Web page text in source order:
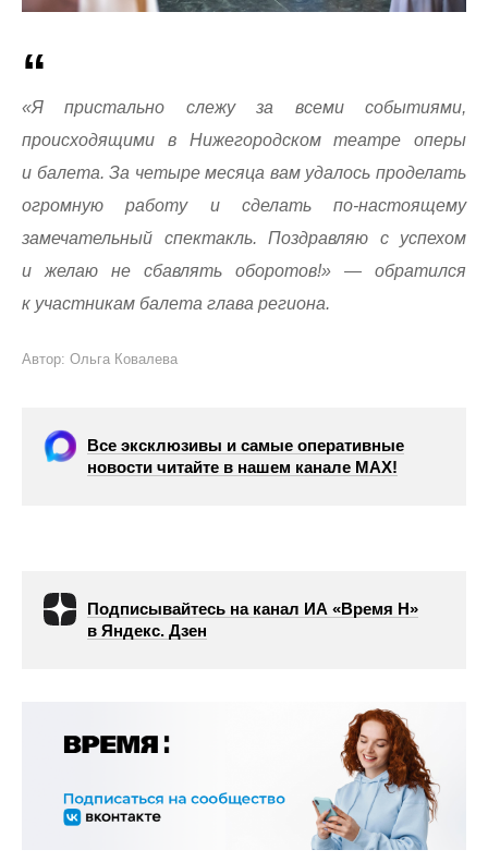
«Я пристально слежу за всеми событиями,
происходящими в Нижегородском театре оперы
и балета. За четыре месяца вам удалось проделать
огромную работу и сделать по-настоящему
замечательный спектакль. Поздравляю с успехом
и желаю не сбавлять оборотов!» — обратился
к участникам балета глава региона.
Автор: Ольга Ковалева
Все эксклюзивы и самые оперативные
новости читайте в нашем канале МАХ!
Подписывайтесь на канал ИА «Время Н»
в Яндекс. Дзен